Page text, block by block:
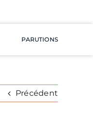
PARUTIONS
Précédent